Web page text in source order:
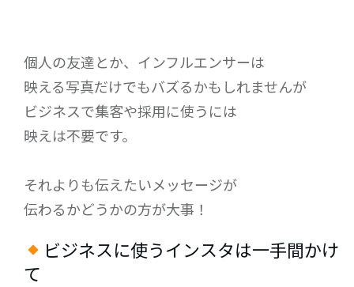
個人の友達とか、インフルエンサーは
映える写真だけでもバズるかもしれませんが
ビジネスで集客や採用に使うには
映えは不要です。
それよりも伝えたいメッセージが
伝わるかどうかの方が大事！
ビジネスに使うインスタは一手間かけ
て